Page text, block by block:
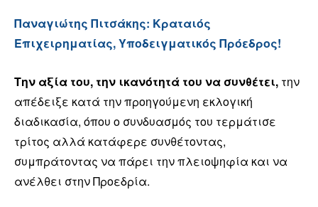
Παναγιώτης Πιτσάκης: Κραταιός
Επιχειρηματίας, Υποδειγματικός Πρόεδρος!
Την αξία του, την ικανότητά του να συνθέτει, την
απέδειξε κατά την προηγούμενη εκλογική
διαδικασία, όπου ο συνδυασμός του τερμάτισε
τρίτος αλλά κατάφερε συνθέτοντας,
συμπράτοντας να πάρει την πλειοψηφία και να
ανέλθει στην Προεδρία.